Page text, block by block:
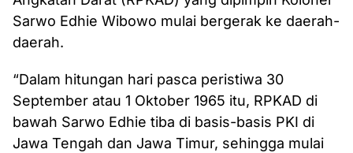
Sarwo Edhie Wibowo mulai bergerak ke daerah-
daerah.
“‎Dalam hitungan hari pasca peristiwa 30
September atau 1 Oktober 1965 itu, RPKAD di
bawah Sarwo Edhie tiba di basis-basis PKI di
Jawa Tengah dan Jawa Timur, sehingga mulai